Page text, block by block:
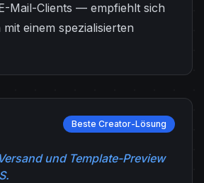
Mail-Clients — empfiehlt sich
einem spezialisierten
Beste Creator-Lösung
und Template-Preview